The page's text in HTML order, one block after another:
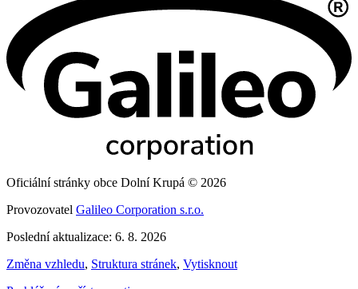
Oficiální stránky obce Dolní Krupá © 2026
Provozovatel Galileo Corporation s.r.o.
Poslední aktualizace: 6. 8. 2026
Změna vzhledu, Struktura stránek, Vytisknout